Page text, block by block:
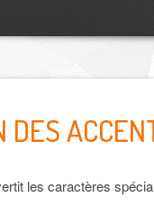
DES
les caractères